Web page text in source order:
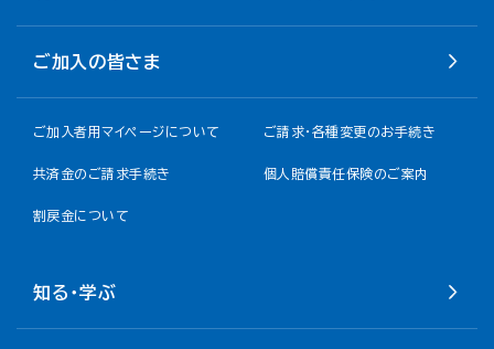
ご加入の皆さま
ご加入者用マイページについて ご請求・各種変更のお手続き
共済金のご請求手続き 個人賠償責任保険のご案内
割戻金について​
知る・学ぶ